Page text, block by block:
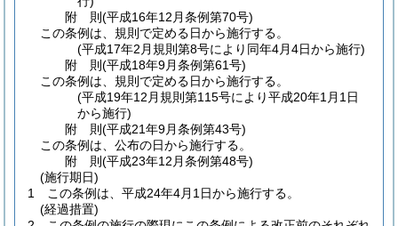
附 則(平成16年12月条例第70号)
この条例は、規則で定める日から施行する。
(平成17年2月規則第8号により同年4月4日から施行)
附 則(平成18年9月条例第61号)
この条例は、規則で定める日から施行する。
(平成19年12月規則第115号により平成20年1月1日
から施行)
附 則(平成21年9月条例第43号)
この条例は、公布の日から施行する。
附 則(平成23年12月条例第48号)
(施行期日)
1
この条例は、平成24年4月1日から施行する。
(経過措置)